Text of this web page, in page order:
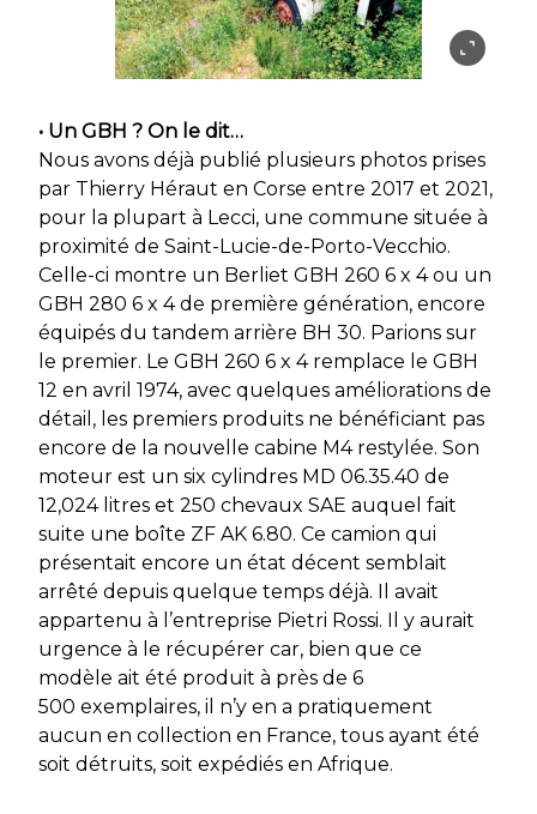
• Un GBH ? On le dit…
Nous avons déjà publié plusieurs photos prises
par Thierry Héraut en Corse entre 2017 et 2021,
pour la plupart à Lecci, une commune située à
proximité de Saint-Lucie-de-Porto-Vecchio.
Celle-ci montre un Berliet GBH 260 6 x 4 ou un
GBH 280 6 x 4 de première génération, encore
équipés du tandem arrière BH 30. Parions sur
le premier. Le GBH 260 6 x 4 remplace le GBH
12 en avril 1974, avec quelques améliorations de
détail, les premiers produits ne bénéficiant pas
encore de la nouvelle cabine M4 restylée. Son
moteur est un six cylindres MD 06.35.40 de
12,024 litres et 250 chevaux SAE auquel fait
suite une boîte ZF AK 6.80. Ce camion qui
présentait encore un état décent semblait
arrêté depuis quelque temps déjà. Il avait
appartenu à l’entreprise Pietri Rossi. Il y aurait
urgence à le récupérer car, bien que ce
modèle ait été produit à près de 6
500 exemplaires, il n’y en a pratiquement
aucun en collection en France, tous ayant été
soit détruits, soit expédiés en Afrique.